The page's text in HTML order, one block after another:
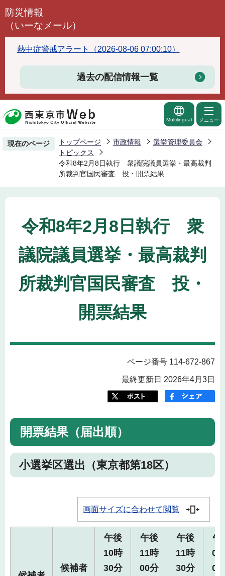
こ
頭
で
防災情報
（いーなメール）
熱中症警戒アラート（2026-08-06 07:00:10）
過去の配信情報一覧
Multilingual メニュー
現在のページ トップページ 市政情報
選挙管理委員会
トピックス
令和8年2月8日執行 衆議院議員選挙・最高裁判
所裁判官国民審査 投・開票結果
令和8年2月8日執行 衆
議院議員選挙・最高裁判
所裁判官国民審査 投・
開票結果
ページ番号 114-672-867
最終更新日 2026年4月3日
開票結果（届出順）
小選挙区選出（東京都第18区）
画面サイズに合わせて閲覧
候補者
午後
10時
30分
午後
11時
00分
午後
11時
30分
午
00
00